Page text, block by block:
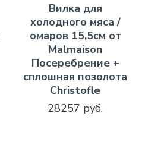
Вилка для
холодного мяса /
омаров 15,5см от
Malmaison
Посеребрение +
сплошная позолота
Christofle
28257 руб.